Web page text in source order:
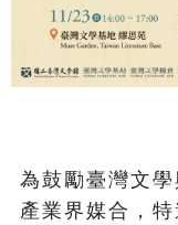
為鼓勵臺灣文
產業界媒合，